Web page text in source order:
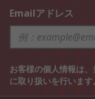
Emailアドレス
お客様の個人情報は
に取り扱いを行います。